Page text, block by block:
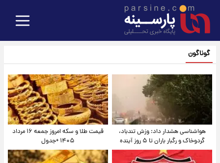
گوناگون
هواشناسی هشدار داد: وزش تندباد،
گردوخاک و رگبار باران تا ۵ روز آینده
قیمت طلا و سکه امروز جمعه ۱۶ مرداد
۱۴۰۵ +جدول